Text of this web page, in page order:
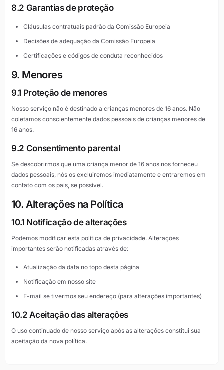
8.2 Garantias de proteção
Cláusulas contratuais padrão da Comissão Europeia
Decisões de adequação da Comissão Europeia
Certificações e códigos de conduta reconhecidos
9. Menores
9.1 Proteção de menores
Nosso serviço não é destinado a crianças menores de 16 anos. Não
coletamos conscientemente dados pessoais de crianças menores de
16 anos.
9.2 Consentimento parental
Se descobrirmos que uma criança menor de 16 anos nos forneceu
dados pessoais, nós os excluiremos imediatamente e entraremos em
contato com os pais, se possível.
10. Alterações na Política
10.1 Notificação de alterações
Podemos modificar esta política de privacidade. Alterações
importantes serão notificadas através de:
Atualização da data no topo desta página
Notificação em nosso site
E-mail se tivermos seu endereço (para alterações importantes)
10.2 Aceitação das alterações
O uso continuado de nosso serviço após as alterações constitui sua
aceitação da nova política.